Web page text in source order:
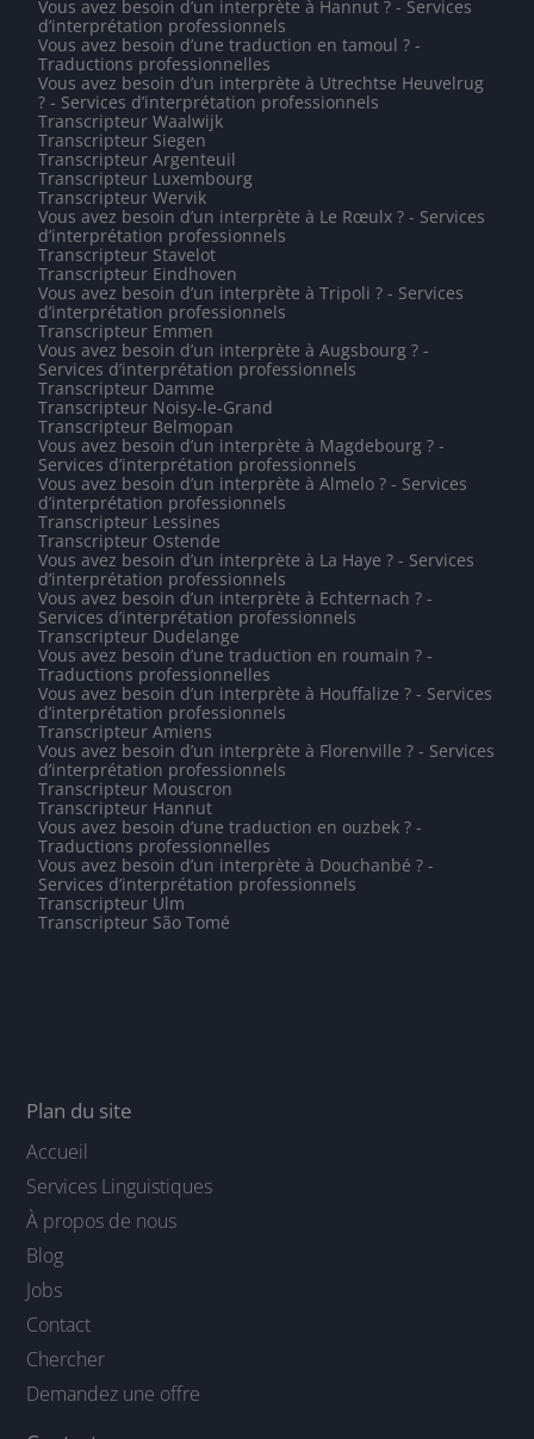
Vous avez besoin d’un interprète à Hannut ? - Services
d’interprétation professionnels
Vous avez besoin d’une traduction en tamoul ? -
Traductions professionnelles
Vous avez besoin d’un interprète à Utrechtse Heuvelrug
? - Services d’interprétation professionnels
Transcripteur Waalwijk
Transcripteur Siegen
Transcripteur Argenteuil
Transcripteur Luxembourg
Transcripteur Wervik
Vous avez besoin d’un interprète à Le Rœulx ? - Services
d’interprétation professionnels
Transcripteur Stavelot
Transcripteur Eindhoven
Vous avez besoin d’un interprète à Tripoli ? - Services
d’interprétation professionnels
Transcripteur Emmen
Vous avez besoin d’un interprète à Augsbourg ? -
Services d’interprétation professionnels
Transcripteur Damme
Transcripteur Noisy-le-Grand
Transcripteur Belmopan
Vous avez besoin d’un interprète à Magdebourg ? -
Services d’interprétation professionnels
Vous avez besoin d’un interprète à Almelo ? - Services
d’interprétation professionnels
Transcripteur Lessines
Transcripteur Ostende
Vous avez besoin d’un interprète à La Haye ? - Services
d’interprétation professionnels
Vous avez besoin d’un interprète à Echternach ? -
Services d’interprétation professionnels
Transcripteur Dudelange
Vous avez besoin d’une traduction en roumain ? -
Traductions professionnelles
Vous avez besoin d’un interprète à Houffalize ? - Services
d’interprétation professionnels
Transcripteur Amiens
Vous avez besoin d’un interprète à Florenville ? - Services
d’interprétation professionnels
Transcripteur Mouscron
Transcripteur Hannut
Vous avez besoin d’une traduction en ouzbek ? -
Traductions professionnelles
Vous avez besoin d’un interprète à Douchanbé ? -
Services d’interprétation professionnels
Transcripteur Ulm
Transcripteur São Tomé
Plan du site
Accueil
Services Linguistiques
À propos de nous
Blog
Jobs
Contact
Chercher
Demandez une offre